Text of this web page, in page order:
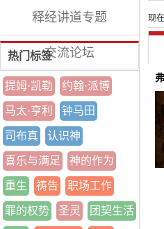
释经讲道专题
交流论坛
热门标签
提姆·凯勒 约翰·派博
马太·亨利 钟马田
司布真 认识神
喜乐与满足 神的作为
重生 祷告 职场工作
罪的权势 圣灵 团契生活
现